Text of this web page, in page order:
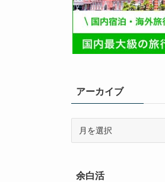
アーカイブ
ブ余白活